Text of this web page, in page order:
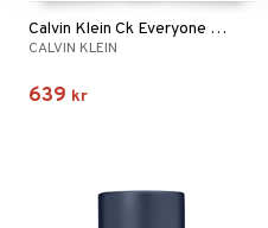
Calvin Klein Ck Everyone Eau de parfum
CALVIN KLEIN
639 kr